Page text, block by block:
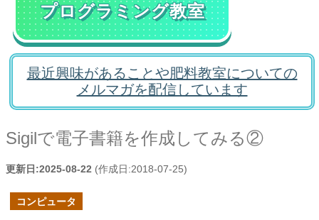
プログラミング教室
最近興味があることや肥料教室についての
メルマガを配信しています
Sigilで電子書籍を作成してみる②
更新日:2025-08-22 (作成日:2018-07-25)
コンピュータ